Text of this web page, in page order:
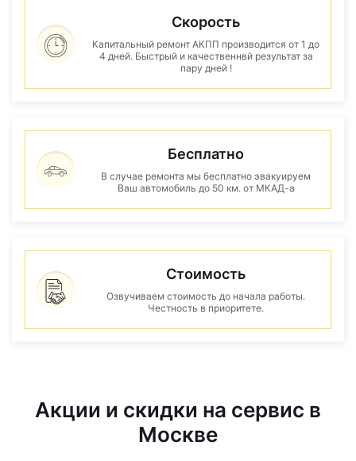
Скорость
Капитальный ремонт АКПП производится от 1 до
4 дней. Быстрый и качественнвй результат за
пару дней !
Бесплатно
В случае ремонта мы бесплатно эвакуируем
Ваш автомобиль до 50 км. от МКАД-а
Стоимость
Озвучиваем стоимость до начала работы.
Честность в приоритете.
Акции и скидки на сервис в
Москве